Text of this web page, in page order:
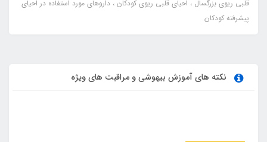
قلبی ریوی بزرگسال
احیای قلبی ریوی کودکان داروهای مورد استفاده در احیای
پیشرفته کودکان
نکته های آموزش بیهوشی و مراقبت های ویژه